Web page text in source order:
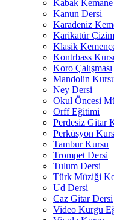
Kabak
Kanun Dersi
Karadeniz
Karikatür
Klasik
Kontrbass
Koro Çalışması
Mandolin
Ney Dersi
Okul Öncesi
Orff Eğitimi
Perdesiz Gitar
Perküsyon
Tambur Kursu
Trompet Dersi
Tulum Dersi
Türk Müziği
Ud Dersi
Caz Gitar Dersi
Video Kurgu